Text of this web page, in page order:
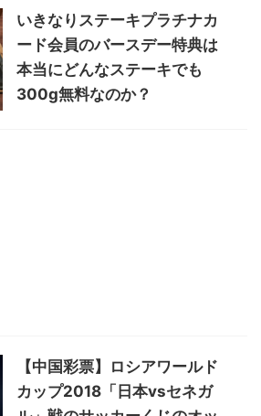
いきなりステーキプラチナカ
ード会員のバースデー特典は
本当にどんなステーキでも
300g無料なのか？
【中国彩票】ロシアワールド
カップ2018「日本vsセネガ